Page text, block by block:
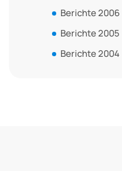
Berichte 2006
Berichte 2005
Berichte 2004